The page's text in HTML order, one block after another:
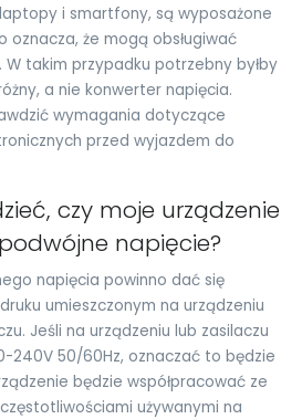
i smartfony, są wyposażone
oznacza, że mogą obsługiwać
W takim przypadku potrzebny byłby
a nie konwerter napięcia.
wymagania dotyczące
przed wyjazdem do
czy moje urządzenie
napięcie?
napięcia powinno dać się
umieszczonym na urządzeniu
Jeśli na urządzeniu lub zasilaczu
240V 50/60Hz, oznaczać to będzie
będzie współpracować ze
używanymi na